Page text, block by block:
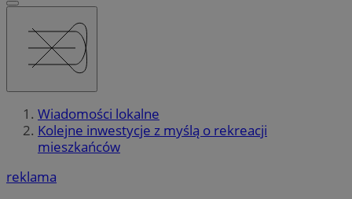
Wiadomości lokalne
Kolejne inwestycje z myślą o rekreacji
mieszkańców
reklama